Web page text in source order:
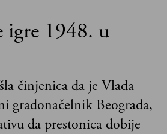
1948. u
činjenica da je Vlada
gradonačelnik Beograda,
da prestonica dobije